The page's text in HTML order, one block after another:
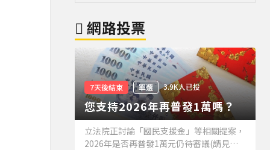
網路投票
7天後結束 單選 3.9K人已投
您支持2026年再普發1萬嗎？
立法院正討論「國民支援金」等相關提案，
2026年是否再普發1萬元仍待審議(請見下